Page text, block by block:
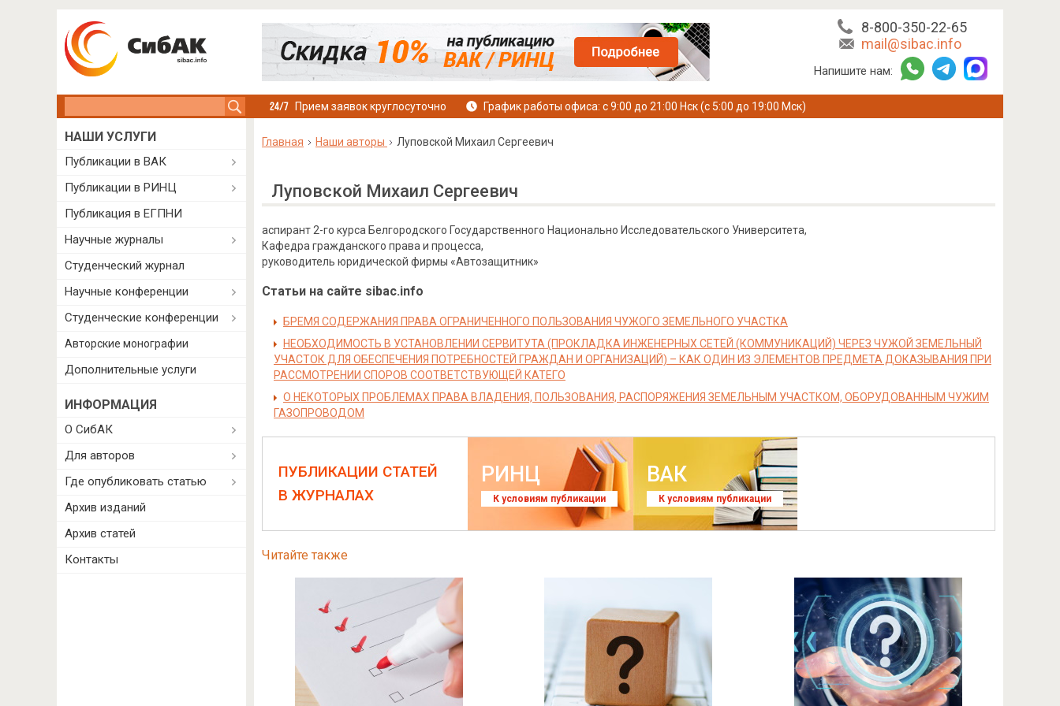
8-800-350-22-65
mail@sibac.info
Напишите нам:
Прием заявок круглосуточно График работы офиса: с 9:00 до 21:00 Нск (с 5:00 до 19:00 Мск)
Главная Наши авторы Луповской Михаил Сергеевич
Луповской Михаил Сергеевич
аспирант 2-го курса Белгородского Государственного Национально Исследовательского Университета,
Кафедра гражданского права и процесса,
руководитель юридической фирмы «Автозащитник»
Статьи на сайте sibac.info
БРЕМЯ СОДЕРЖАНИЯ ПРАВА ОГРАНИЧЕННОГО ПОЛЬЗОВАНИЯ ЧУЖОГО ЗЕМЕЛЬНОГО УЧАСТКА
НЕОБХОДИМОСТЬ В УСТАНОВЛЕНИИ СЕРВИТУТА (ПРОКЛАДКА ИНЖЕНЕРНЫХ СЕТЕЙ (КОММУНИКАЦИЙ) ЧЕРЕЗ ЧУЖОЙ ЗЕМЕЛЬНЫЙ
УЧАСТОК ДЛЯ ОБЕСПЕЧЕНИЯ ПОТРЕБНОСТЕЙ ГРАЖДАН И ОРГАНИЗАЦИЙ) – КАК ОДИН ИЗ ЭЛЕМЕНТОВ ПРЕДМЕТА ДОКАЗЫВАНИЯ ПРИ
РАССМОТРЕНИИ СПОРОВ СООТВЕТСТВУЮЩЕЙ КАТЕГО
О НЕКОТОРЫХ ПРОБЛЕМАХ ПРАВА ВЛАДЕНИЯ, ПОЛЬЗОВАНИЯ, РАСПОРЯЖЕНИЯ ЗЕМЕЛЬНЫМ УЧАСТКОМ, ОБОРУДОВАННЫМ ЧУЖИМ
ГАЗОПРОВОДОМ
ПУБЛИКАЦИИ СТАТЕЙ
В ЖУРНАЛАХ
РИНЦ
К условиям публикации
ВАК
К условиям публикации
Читайте также
НАШИ УСЛУГИ
Публикации в ВАК
Публикации в РИНЦ
Публикация в ЕГПНИ
Научные журналы
Студенческий журнал
Научные конференции
Студенческие конференции
Авторские монографии
Дополнительные услуги
ИНФОРМАЦИЯ
О СибАК
Для авторов
Где опубликовать статью
Архив изданий
Архив статей
Контакты